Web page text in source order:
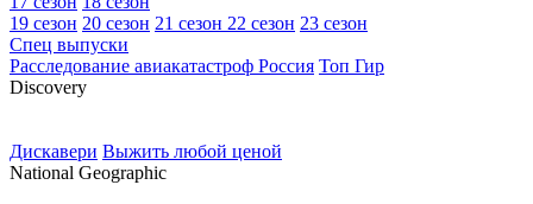
19 сезон 20 сезон 21 сезон 22 сезон 23 сезон
Спец выпуски
Расследование авиакатастроф Россия Топ Гир
Discovery
Дискавери Выжить любой ценой
National Geographic